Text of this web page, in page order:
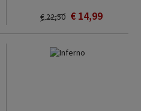
€ 14,99
€ 22,50